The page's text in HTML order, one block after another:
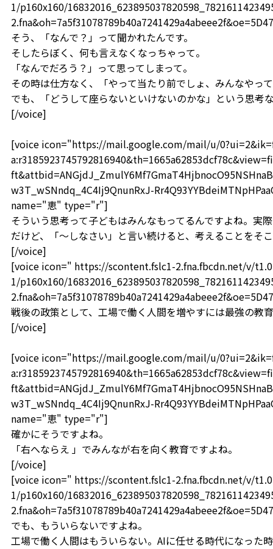
1/p160x160/
そう、「なんで？」って聞かれたんです。
そしたらぼく、何も言えなくなっちゃって。
「なんでだろう？」って思ってしまって。
その時は仕方なく、「やって当たり前でしょ、みんなやっ
でも、「どうして座らないといけないのかな」という思考
[/voice]
[voice icon="https://mail.google.com/mail/u/
w3T_wSNndq_4C4Ij9QnunRxJ-
name="恵" type="r"]
そういう思考って子どもはみんなもってるんですよね。実
だけど、「～しなさい」と言い続けると、考えることをそ
[/voice]
[voice icon=" https://scontent.fslc1-2.fna.fbcdn.net/v/
1/p160x160/
戦後の政策として、工場で働く人間を増やすには最強の教
[/voice]
[voice icon="https://mail.google.com/mail/u/
w3T_wSNndq_4C4Ij9QnunRxJ-
name="恵" type="r"]
確かにそうですよね。
「右へならえ 」でみんなが右を向く教育ですよね。
[/voice]
[voice icon=" https://scontent.fslc1-2.fna.fbcdn.net/v/
1/p160x160/
でも、もういらないですよね。
工場で働く人間はもういらない。AIに任せる時代になった